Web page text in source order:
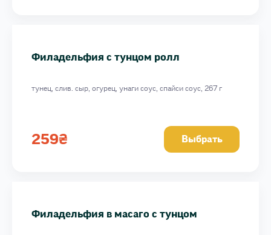
Филадельфия с тунцом ролл
тунец, слив. сыр, огурец, унаги соус, спайси соус, 267 г
259₴ Выбрать
Филадельфия в масаго с тунцом